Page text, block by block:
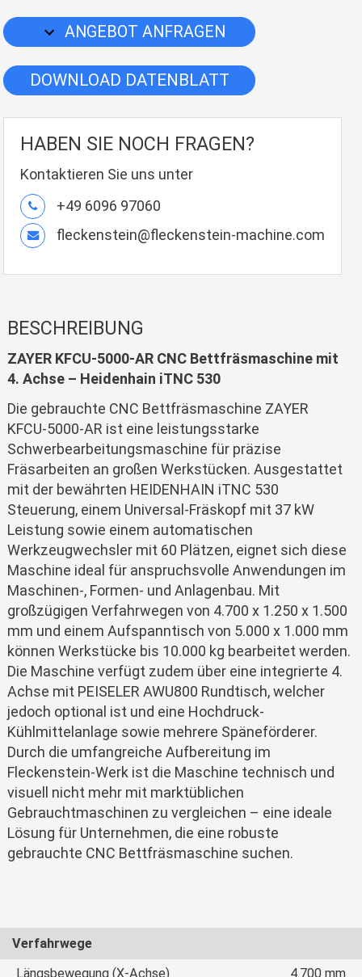
ANGEBOT ANFRAGEN
DOWNLOAD DATENBLATT
HABEN SIE NOCH FRAGEN?
Kontaktieren Sie uns unter
+49 6096 97060
fleckenstein@fleckenstein-machine.com
BESCHREIBUNG
ZAYER KFCU-5000-AR CNC Bettfräsmaschine mit
4. Achse – Heidenhain iTNC 530
Die gebrauchte CNC Bettfräsmaschine ZAYER
KFCU-5000-AR ist eine leistungsstarke
Schwerbearbeitungsmaschine für präzise
Fräsarbeiten an großen Werkstücken. Ausgestattet
mit der bewährten HEIDENHAIN iTNC 530
Steuerung, einem Universal-Fräskopf mit 37 kW
Leistung sowie einem automatischen
Werkzeugwechsler mit 60 Plätzen, eignet sich diese
Maschine ideal für anspruchsvolle Anwendungen im
Maschinen-, Formen- und Anlagenbau. Mit
großzügigen Verfahrwegen von 4.700 x 1.250 x 1.500
mm und einem Aufspanntisch von 5.000 x 1.000 mm
können Werkstücke bis 10.000 kg bearbeitet werden.
Die Maschine verfügt zudem über eine integrierte 4.
Achse mit PEISELER AWU800 Rundtisch, welcher
jedoch optional ist und eine Hochdruck-
Kühlmittelanlage sowie mehrere Späneförderer.
Durch die umfangreiche Aufbereitung im
Fleckenstein-Werk ist die Maschine technisch und
visuell nicht mehr mit marktüblichen
Gebrauchtmaschinen zu vergleichen – eine ideale
Lösung für Unternehmen, die eine robuste
gebrauchte CNC Bettfräsmaschine suchen.
Verfahrwege
Längsbewegung (X-Achse)
4.700 mm